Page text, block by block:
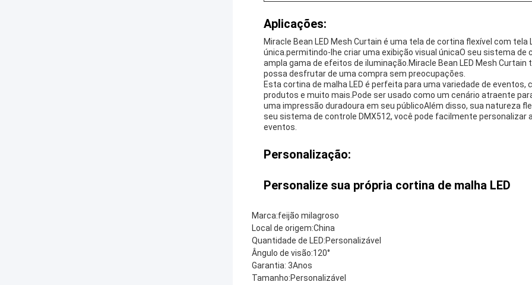
Aplicações:
Miracle Bean LED Mesh Curtain é uma tela de cortina flexível com
única.permitindo-lhe criar uma exibição visual únicaO seu sistema
ampla gama de efeitos de iluminação.Miracle Bean LED Mesh
possa desfrutar de uma compra sem preocupações.
Esta cortina de malha LED é perfeita para uma variedade de
produtos e muito mais.Pode ser usado como um cenário atraente
uma impressão duradoura em seu públicoAlém disso, sua natureza
seu sistema de controle DMX512, você pode facilmente
eventos.
Personalização:
Personalize sua própria cortina de malha LED
Marca:feijão milagroso
Local de origem:China
Quantidade de LED:Personalizável
Ângulo de visão:120°
Garantia: 3Anos
Tamanho:Personalizável